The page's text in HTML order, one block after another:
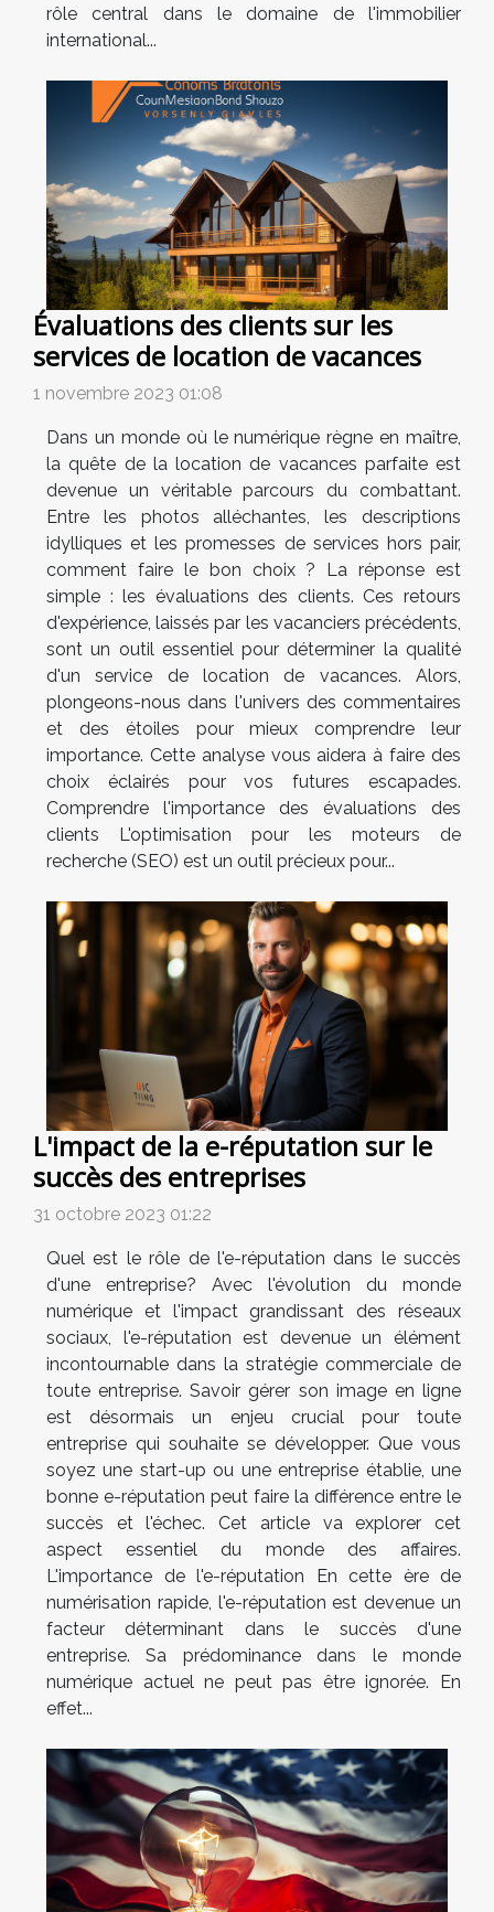
rôle central dans le domaine de l'immobilier
international...
Évaluations des clients sur les
services de location de vacances
1 novembre 2023 01:08
Dans un monde où le numérique règne en maître,
la quête de la location de vacances parfaite est
devenue un véritable parcours du combattant.
Entre les photos alléchantes, les descriptions
idylliques et les promesses de services hors pair,
comment faire le bon choix ? La réponse est
simple : les évaluations des clients. Ces retours
d'expérience, laissés par les vacanciers précédents,
sont un outil essentiel pour déterminer la qualité
d'un service de location de vacances. Alors,
plongeons-nous dans l'univers des commentaires
et des étoiles pour mieux comprendre leur
importance. Cette analyse vous aidera à faire des
choix éclairés pour vos futures escapades.
Comprendre l'importance des évaluations des
clients L'optimisation pour les moteurs de
recherche (SEO) est un outil précieux pour...
L'impact de la e-réputation sur le
succès des entreprises
31 octobre 2023 01:22
Quel est le rôle de l'e-réputation dans le succès
d'une entreprise? Avec l'évolution du monde
numérique et l'impact grandissant des réseaux
sociaux, l'e-réputation est devenue un élément
incontournable dans la stratégie commerciale de
toute entreprise. Savoir gérer son image en ligne
est désormais un enjeu crucial pour toute
entreprise qui souhaite se développer. Que vous
soyez une start-up ou une entreprise établie, une
bonne e-réputation peut faire la différence entre le
succès et l'échec. Cet article va explorer cet
aspect essentiel du monde des affaires.
L'importance de l'e-réputation En cette ère de
numérisation rapide, l'e-réputation est devenue un
facteur déterminant dans le succès d'une
entreprise. Sa prédominance dans le monde
numérique actuel ne peut pas être ignorée. En
effet...